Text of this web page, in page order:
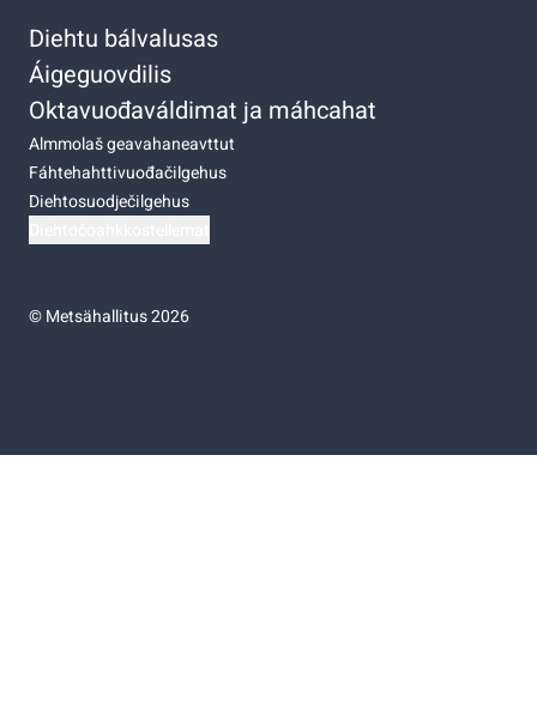
Diehtu bálvalusas
Áigeguovdilis
Oktavuođaváldimat ja máhcahat
Almmolaš geavahaneavttut
Fáhtehahttivuođačilgehus
Diehtosuodječilgehus
©Metsähallitus 2026